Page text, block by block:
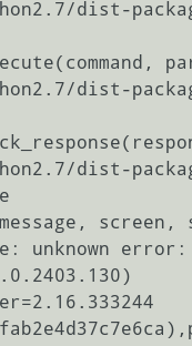
unknown